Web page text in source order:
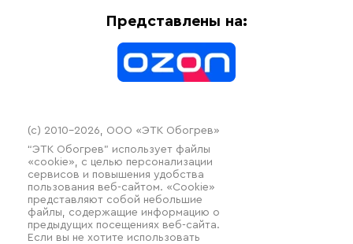
Представлены на:
(c) 2010–2026, ООО «ЭТК Обогрев»
“ЭТК Обогрев” использует файлы
«cookie», с целью персонализации
сервисов и повышения удобства
пользования веб-сайтом. «Cookie»
представляют собой небольшие
файлы, содержащие информацию о
предыдущих посещениях веб-сайта.
Если вы не хотите использовать